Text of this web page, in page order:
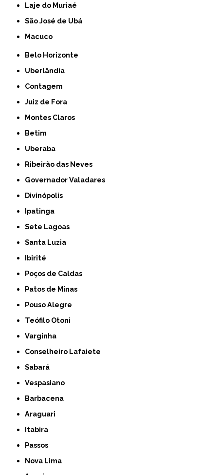
Laje do Muriaé
São José de Ubá
Macuco
Belo Horizonte
Uberlândia
Contagem
Juiz de Fora
Montes Claros
Betim
Uberaba
Ribeirão das Neves
Governador Valadares
Divinópolis
Ipatinga
Sete Lagoas
Santa Luzia
Ibirité
Poços de Caldas
Patos de Minas
Pouso Alegre
Teófilo Otoni
Varginha
Conselheiro Lafaiete
Sabará
Vespasiano
Barbacena
Araguari
Itabira
Passos
Nova Lima